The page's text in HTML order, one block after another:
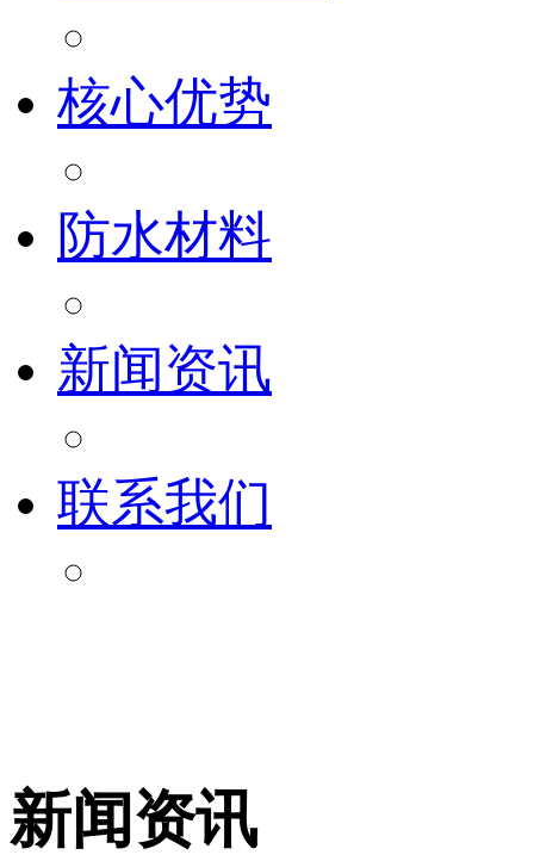
核心优势
防水材料
新闻资讯
联系我们
新闻资讯